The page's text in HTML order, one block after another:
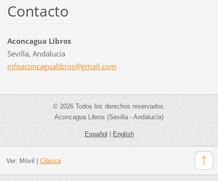
Contacto
Aconcagua Libros
Sevilla, Andalucía
infoaconcagualibros@gmail.com
© 2026 Todos los derechos reservados.
Aconcagua Libros (Sevilla - Andalucía)
Español|English
Ver: Móvil Clásica